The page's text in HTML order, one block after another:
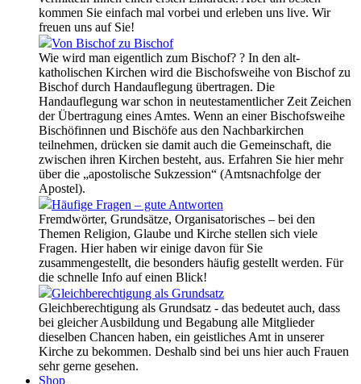
kommen Sie einfach mal vorbei und erleben uns live. Wir
freuen uns auf Sie!
Von Bischof zu Bischof
Wie wird man eigentlich zum Bischof? ? In den alt-
katholischen Kirchen wird die Bischofsweihe von Bischof zu
Bischof durch Handauflegung übertragen. Die
Handauflegung war schon in neutestamentlicher Zeit Zeichen
der Übertragung eines Amtes. Wenn an einer Bischofsweihe
Bischöfinnen und Bischöfe aus den Nachbarkirchen
teilnehmen, drücken sie damit auch die Gemeinschaft, die
zwischen ihren Kirchen besteht, aus. Erfahren Sie hier mehr
über die „apostolische Sukzession“ (Amtsnachfolge der
Apostel).
Häufige Fragen – gute Antworten
Fremdwörter, Grundsätze, Organisatorisches – bei den
Themen Religion, Glaube und Kirche stellen sich viele
Fragen. Hier haben wir einige davon für Sie
zusammengestellt, die besonders häufig gestellt werden. Für
die schnelle Info auf einen Blick!
Gleichberechtigung als Grundsatz
Gleichberechtigung als Grundsatz - das bedeutet auch, dass
bei gleicher Ausbildung und Begabung alle Mitglieder
dieselben Chancen haben, ein geistliches Amt in unserer
Kirche zu bekommen. Deshalb sind bei uns hier auch Frauen
sehr gerne gesehen.
Shop